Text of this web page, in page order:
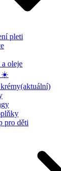
pleti
oleje
☀️
(aktuální)
pro děti